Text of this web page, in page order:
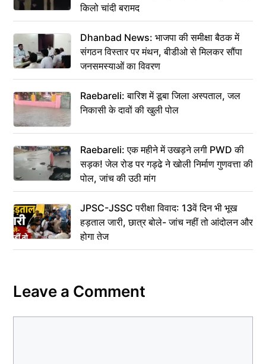
किलो चांदी बरामद
Dhanbad News: भाजपा की समीक्षा बैठक में
संगठन विस्तार पर मंथन, बीडीओ से मिलकर सौंपा
जनसमस्याओं का विवरण
Raebareli: बारिश में डूबा जिला अस्पताल, जल
निकासी के दावों की खुली पोल
Raebareli: एक महीने में उखड़ने लगी PWD की
सड़क! जेल रोड पर गड्ढे ने खोली निर्माण गुणवत्ता की
पोल, जांच की उठी मांग
JPSC-JSSC परीक्षा विवाद: 13वें दिन भी भूख
हड़ताल जारी, छात्र बोले- जांच नहीं तो आंदोलन और
होगा तेज
Leave a Comment